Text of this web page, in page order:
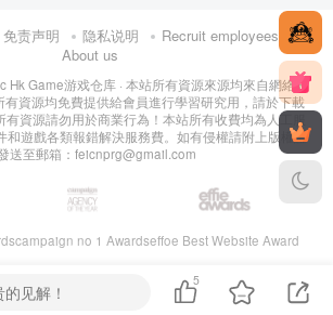
免责声明 隐私说明
Recruit employees
About us
Hk Game游戏仓库 · 本站所有資源來源均來自網絡分
資源均免費提供給會員進行學習研究用，請於下載
資源請勿用於商業行為！本站所有收費均為人工服
和遊戲各類報錯解決服務費。如有侵權請附上版權證
送至郵箱：feicnprg@gmail.com
campaign no 1 Awardseffoe Best Website Award
见解！
5